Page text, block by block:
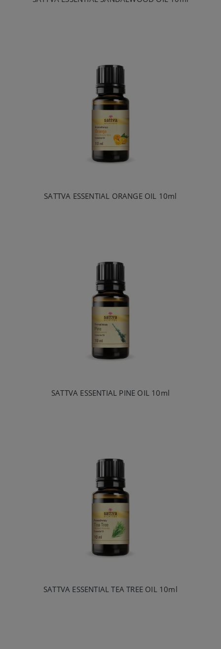
SATTVA ESSENTIAL ORANGE OIL 10ml
SATTVA ESSENTIAL PINE OIL 10ml
SATTVA ESSENTIAL TEA TREE OIL 10ml